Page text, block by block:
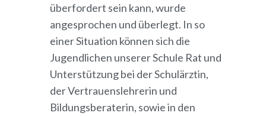
überfordert sein kann, wurde
angesprochen und überlegt. In so
einer Situation können sich die
Jugendlichen unserer Schule Rat und
Unterstützung bei der Schulärztin,
der Vertrauenslehrerin und
Bildungsberaterin, sowie in den